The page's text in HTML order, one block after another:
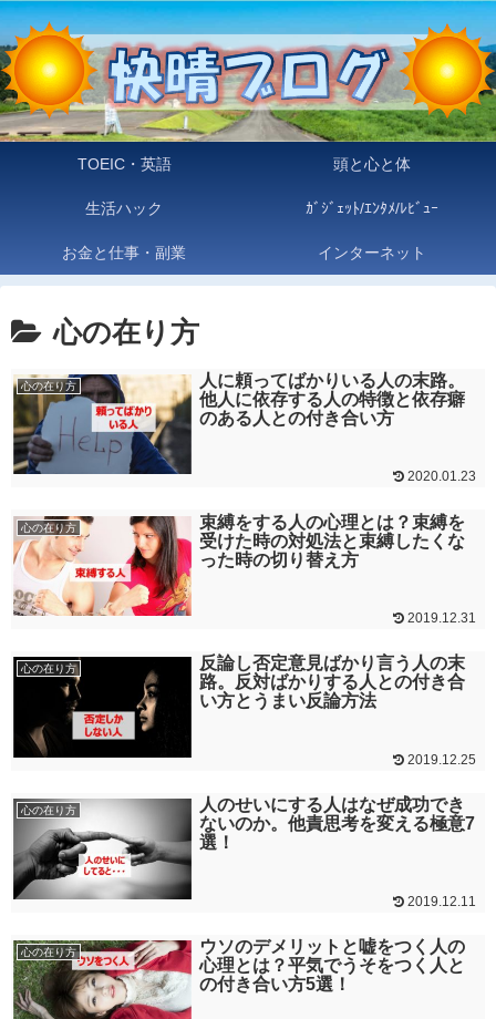
TOEIC・英語 頭と心と体
生活ハック ｶﾞｼﾞｪｯﾄ/ｴﾝﾀﾒ/ﾚﾋﾞｭｰ
お金と仕事・副業 インターネット
心の在り方
心の在り方
人に頼ってばかりいる人の末路。
他人に依存する人の特徴と依存癖
のある人との付き合い方
2020.01.23
心の在り方
束縛をする人の心理とは？束縛を
受けた時の対処法と束縛したくな
った時の切り替え方
2019.12.31
心の在り方
反論し否定意見ばかり言う人の末
路。反対ばかりする人との付き合
い方とうまい反論方法
2019.12.25
心の在り方
人のせいにする人はなぜ成功でき
ないのか。他責思考を変える極意7
選！
2019.12.11
心の在り方
ウソのデメリットと嘘をつく人の
心理とは？平気でうそをつく人と
の付き合い方5選！